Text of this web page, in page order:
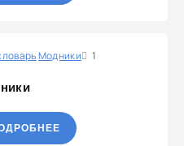
Модники 1